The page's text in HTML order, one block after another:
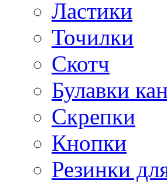
Ластики
Точилки
Скотч
Булавки
Скрепки
Кнопки
Резинки